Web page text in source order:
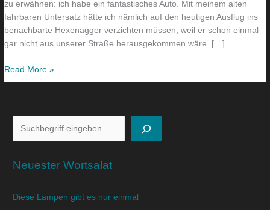
zu erwähnen: ich habe ein fantastisches Auto. Mit meinem alten
fahrbaren Untersatz hätte ich nämlich auf den heutigen Ausflug ins
benachbarte Hexenagger verzichten müssen, weil er schon einmal
gar nicht aus unserer Straße herausgekommen wäre. […]
Read More »
Neuester Wortsalat
Diese Lampen gibt es nur einmal